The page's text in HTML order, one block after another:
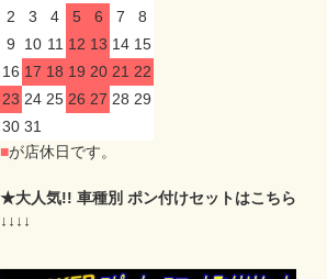
2
3 4 5 6 7
8
9
10 11 12 13 14 15
16 17 18 19 20 21 22
23 24 25 26 27 28 29
30 31
■が店休日です。
★大人気!! 車種別 ポン付けセットはこちら
↓↓↓↓